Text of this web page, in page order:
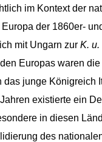
im Kontext der
der 1860er-
mit Ungarn zur K. u.
Europas waren
das junge Königreich
existierte ein
in diesen
des